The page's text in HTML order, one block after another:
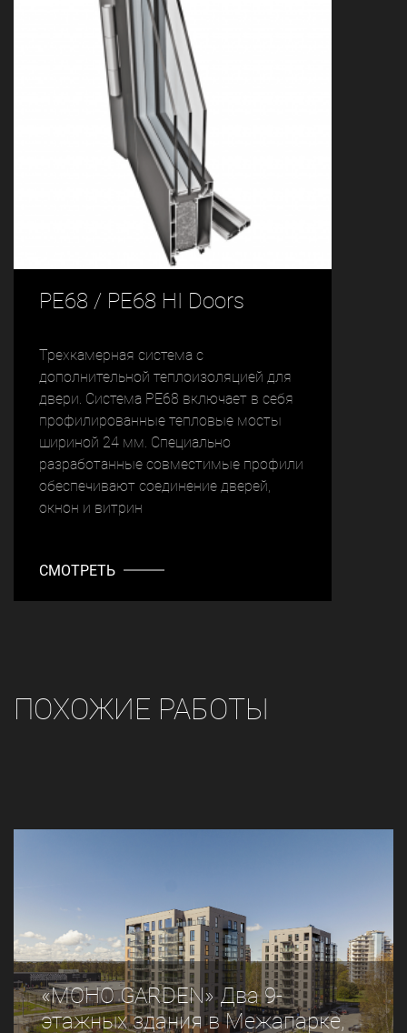
PE68 / PE68 HI Doors
Трехкамерная система с
дополнительной теплоизоляцией для
двери. Система PE68 включает в себя
профилированные тепловые мосты
шириной 24 мм. Специально
разработанные совместимые профили
обеспечивают соединение дверей,
окнон и витрин
СМОТРЕТЬ
ПОХОЖИЕ РАБОТЫ
«MOHO GARDEN» Два 9-
этажных здания в Межапарке,